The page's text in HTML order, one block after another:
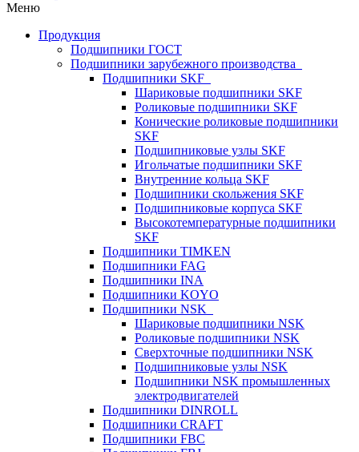
Меню
Продукция
Подшипники ГОСТ
Подшипники зарубежного производства
Подшипники SKF
Шариковые подшипники SKF
Роликовые подшипники SKF
Конические роликовые подшипники
SKF
Подшипниковые узлы SKF
Игольчатые подшипники SKF
Внутренние кольца SKF
Подшипники скольжения SKF
Подшипниковые корпуса SKF
Высокотемпературные подшипники
SKF
Подшипники TIMKEN
Подшипники FAG
Подшипники INA
Подшипники KOYO
Подшипники NSK
Шариковые подшипники NSK
Роликовые подшипники NSK
Сверхточные подшипники NSK
Подшипниковые узлы NSK
Подшипники NSK промышленных
электродвигателей
Подшипники DINROLL
Подшипники CRAFT
Подшипники FBC